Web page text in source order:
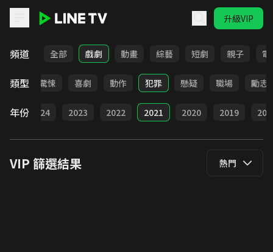
升級VIP
頻道 全部 戲劇 動畫 綜藝 短劇 親子 電
類型
家庭 驚悚 喜劇 動作 犯罪 懸疑 職場 勵志
年份 2024 2023 2022 2021 2020 2019
VIP 篩選結果 熱門